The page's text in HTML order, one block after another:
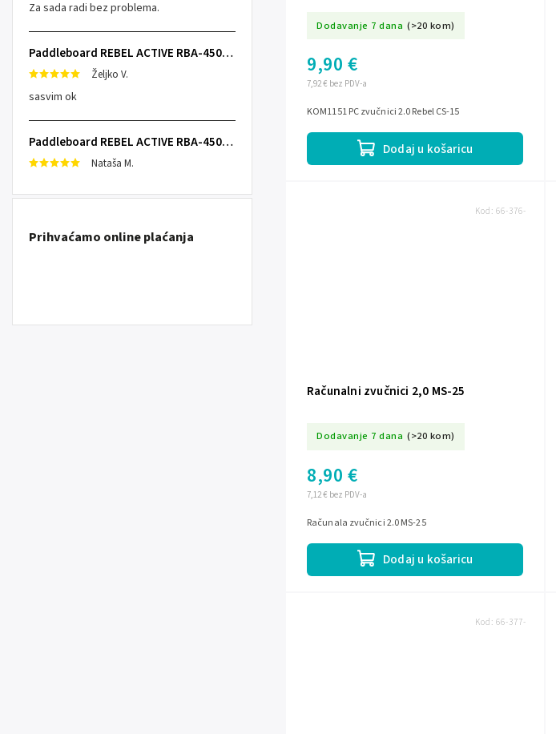
Za sada radi bez problema.
Paddleboard REBEL ACTIVE RBA-4507 - narančasti
Željko V.
sasvim ok
Paddleboard REBEL ACTIVE RBA-4507 - sivi
Nataša M.
Prihvaćamo online plaćanja
Dodavanje 7 dana (>20 kom)
7,92 € bez PDV-a
9,90 €
Dodaj u košaricu
KOM1151 PC zvučnici 2.0 Rebel CS-15
Računalni zvučnici 2,0 MS-25
Dodavanje 7 dana (>20 kom)
7,12 € bez PDV-a
8,90 €
Dodaj u košaricu
Računala zvučnici 2.0 MS-25
Kod:66-376-
Kod:66-377-